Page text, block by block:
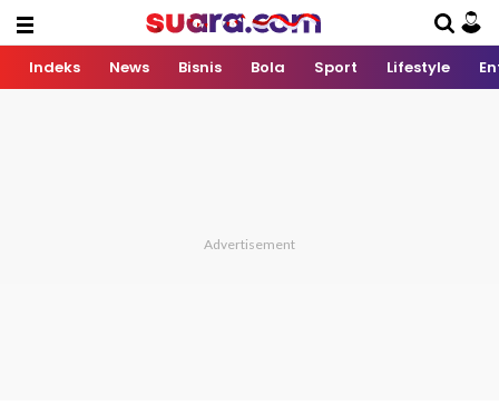
Indeks News Bisnis Bola Sport Lifestyle